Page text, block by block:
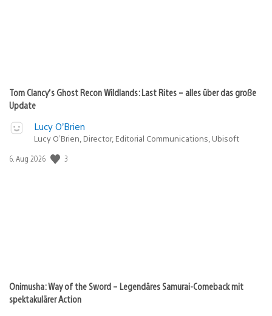
Tom Clancy’s Ghost Recon Wildlands: Last Rites – alles über das große
Update
Lucy O’Brien
Lucy O’Brien, Director, Editorial Communications, Ubisoft
Veröffentlichungsdatum:
6. Aug 2026 3
Onimusha: Way of the Sword – Legendäres Samurai-Comeback mit
spektakulärer Action